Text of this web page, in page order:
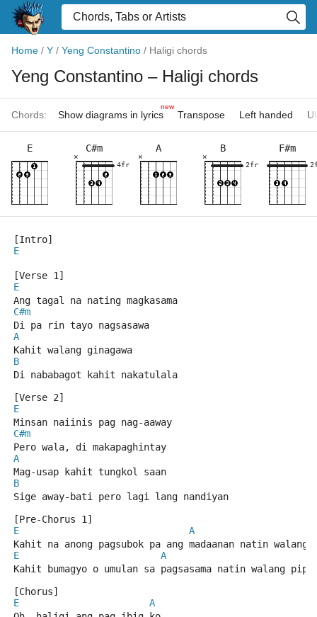
Home / Y / Yeng Constantino / Haligi chords
Yeng Constantino – Haligi chords
Chords: Show diagrams in lyrics
new
Transpose Left handed
E C#m
×
4fr
A
×
B
×
2fr
F#m
[Intro]
E
[Verse 1]
E
Ang tagal na nating magkasama
C#m
Di pa rin tayo nagsasawa
A
Kahit walang ginagawa
B
Di nababagot kahit nakatulala
[Verse 2]
E
Minsan naiinis pag nag-aaway
C#m
Pero wala, di makapaghintay
A
Mag-usap kahit tungkol saan
B
Sige away-bati pero lagi lang nandiyan
[Pre-Chorus 1]
E
A
Kahit na anong pagsubok pa ang madaanan natin
E
A
Kahit bumagyo o umulan sa pagsasama natin walang
[Chorus]
E
A